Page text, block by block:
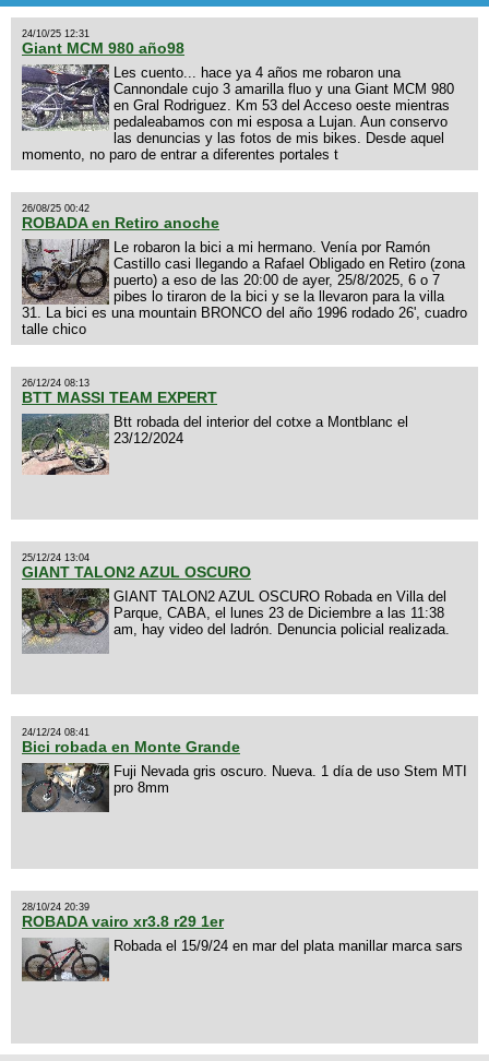
24/10/25 12:31
Giant MCM 980 año98
Les cuento... hace ya 4 años me robaron una
Cannondale cujo 3 amarilla fluo y una Giant MCM 980
en Gral Rodriguez. Km 53 del Acceso oeste mientras
pedaleabamos con mi esposa a Lujan. Aun conservo
las denuncias y las fotos de mis bikes. Desde aquel
momento, no paro de entrar a diferentes portales t
26/08/25 00:42
ROBADA en Retiro anoche
Le robaron la bici a mi hermano. Venía por Ramón
Castillo casi llegando a Rafael Obligado en Retiro (zona
puerto) a eso de las 20:00 de ayer, 25/8/2025, 6 o 7
pibes lo tiraron de la bici y se la llevaron para la villa
31. La bici es una mountain BRONCO del año 1996 rodado 26', cuadro
talle chico
26/12/24 08:13
BTT MASSI TEAM EXPERT
Btt robada del interior del cotxe a Montblanc el
23/12/2024
25/12/24 13:04
GIANT TALON2 AZUL OSCURO
GIANT TALON2 AZUL OSCURO Robada en Villa del
Parque, CABA, el lunes 23 de Diciembre a las 11:38
am, hay video del ladrón. Denuncia policial realizada.
24/12/24 08:41
Bici robada en Monte Grande
Fuji Nevada gris oscuro. Nueva. 1 día de uso Stem MTI
pro 8mm
28/10/24 20:39
ROBADA vairo xr3.8 r29 1er
Robada el 15/9/24 en mar del plata manillar marca sars